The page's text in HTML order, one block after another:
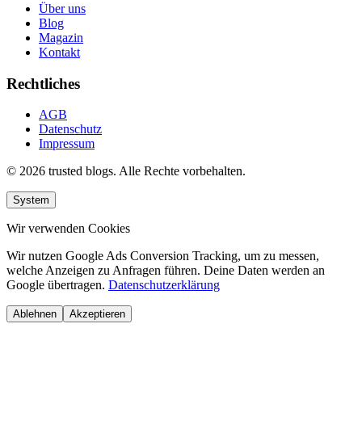
Über uns
Blog
Magazin
Kontakt
Rechtliches
AGB
Datenschutz
Impressum
© 2026 trusted blogs. Alle Rechte vorbehalten.
System
Wir verwenden Cookies
Wir nutzen Google Ads Conversion Tracking, um zu messen,
welche Anzeigen zu Anfragen führen. Deine Daten werden an
Google übertragen. Datenschutzerklärung
Ablehnen Akzeptieren